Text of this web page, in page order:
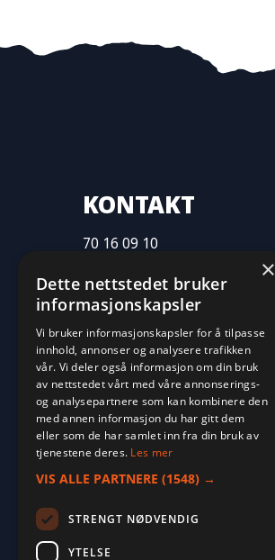
KONTAKT
70 16 09 10
fritid@farvan.no
×
Dette nettstedet bruker
informasjonskapsler
Vi bruker informasjonskapsler for å tilpasse
innhold, annonser og analysere trafikken
vår. Vi deler også informasjon om din bruk
av nettstedet vårt med våre annonserings-
og analysepartnere som kan kombinere den
med annen informasjon du har gitt dem
eller som de har samlet inn fra din bruk av
tjenestene deres. Les mer
VIS ALLE PARTNERE (1548) →
STRENGT NØDVENDIG
YTELSE